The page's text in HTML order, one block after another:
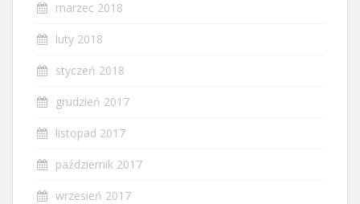
marzec 2018
luty 2018
styczeń 2018
grudzień 2017
listopad 2017
październik 2017
wrzesień 2017